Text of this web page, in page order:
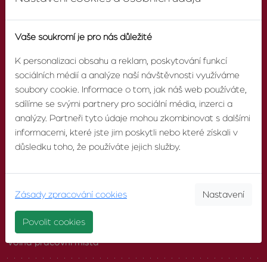
SOCIÁLNÍ SÍTĚ
Facebook
O AGENTUŘE
O nás
Náš tým
Volná pracovní místa
Vaše soukromí je pro nás důležité
K personalizaci obsahu a reklam, poskytování funkcí
sociálních médií a analýze naší návštěvnosti využíváme
soubory cookie. Informace o tom, jak náš web používáte,
sdílíme se svými partnery pro sociální média, inzerci a
analýzy. Partneři tyto údaje mohou zkombinovat s dalšími
informacemi, které jste jim poskytli nebo které získali v
důsledku toho, že používáte jejich služby.
Zásady zpracování cookies Nastavení
Povolit cookies